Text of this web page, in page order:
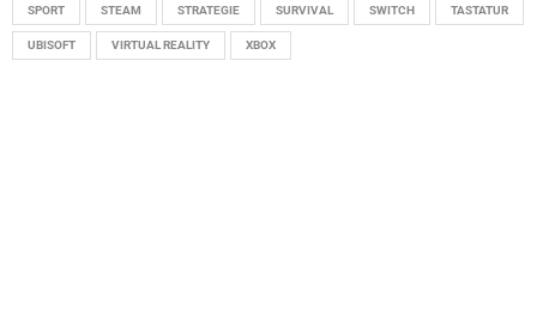
SPORT STEAM STRATEGIE SURVIVAL SWITCH TASTATUR
UBISOFT VIRTUAL REALITY XBOX